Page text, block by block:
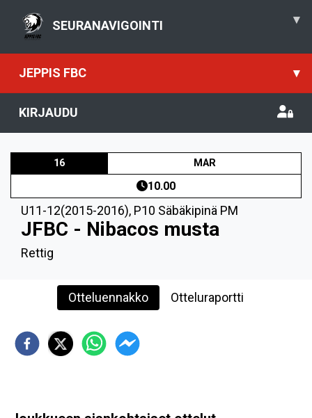
SEURANAVIGOINTI ▾
JEPPIS FBC ▾
KIRJAUDU
16 MAR
10.00
U11-12(2015-2016), P10 Säbäkipinä PM
JFBC - Nibacos musta
Rettig
Otteluennakko Otteluraportti